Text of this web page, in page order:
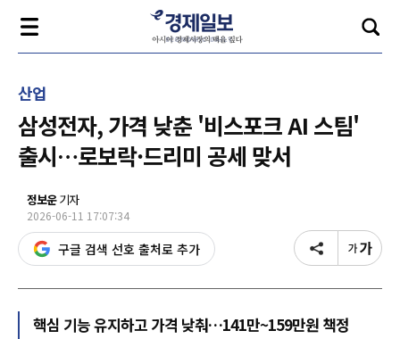
산업
삼성전자, 가격 낮춘 '비스포크 AI 스팀'
출시…로보락·드리미 공세 맞서
정보운기자
2026-06-11 17:07:34
구글 검색 선호 출처로 추가
핵심 기능 유지하고 가격 낮춰…141만~159만원 책정